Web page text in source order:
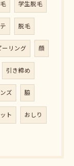
学生脱毛
脱毛
ーリング 顔
引き締め
ズ 脇
ト おしり